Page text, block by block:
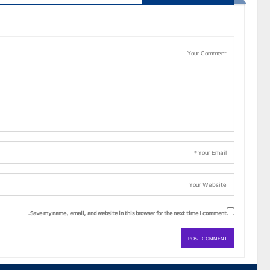
Save my name, email, and website in this browser for the next time I comment.